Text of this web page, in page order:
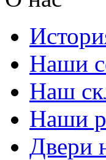
Наши
Наш
Наши
Двери